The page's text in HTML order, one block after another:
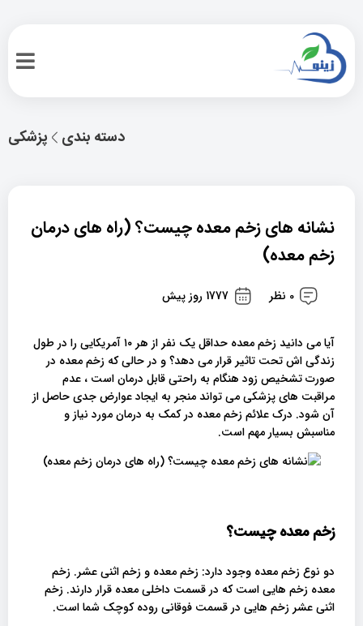
پزشکی دسته بندی
نشانه های زخم معده چیست؟ (راه های درمان
زخم معده)
0 نظر 1777 روز پیش
آیا می دانید زخم معده حداقل یک نفر از هر ۱۰ آمریکایی را در طول
زندگی اش تحت تاثیر قرار می دهد؟ و در حالی که زخم معده در
صورت تشخیص زود هنگام به راحتی قابل درمان است ، عدم
مراقبت های پزشکی می تواند منجر به ایجاد عوارض جدی حاصل از
آن شود. درک علائم زخم معده در کمک به درمان مورد نیاز و
مناسبش بسیار مهم است.
زخم معده چیست؟
دو نوع زخم معده وجود دارد: زخم معده و زخم اثنی عشر. زخم
معده زخم هایی است که در قسمت داخلی معده قرار دارند. زخم
اثنی عشر زخم هایی در قسمت فوقانی روده کوچک شما است.